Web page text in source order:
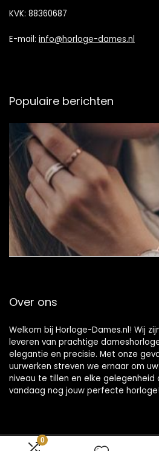
0
KVK: 88360687
E-mail: info@horloge-dames.nl
Populaire berichten
Over ons
Welkom bij Horloge-Dames.nl! Wij
leveren van prachtige
elegantie en precisie. Met onze
uurwerken streven we ernaar om
niveau te tillen en elke gelegenheid
vandaag nog jouw perfecte horloge!